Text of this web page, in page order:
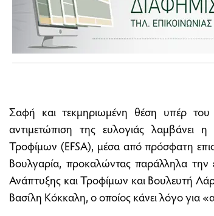
Σαφή και τεκμηριωμένη θέση υπέρ
αντιμετώπιση της ευλογιάς
Τροφίμων (EFSA), μέσα από πρόσφατη
Βουλγαρία, προκαλώντας παράλληλα την
Ανάπτυξης και Τροφίμων και Βουλευτή
Βασίλη Κόκκαλη, ο οποίος κάνει λόγο για